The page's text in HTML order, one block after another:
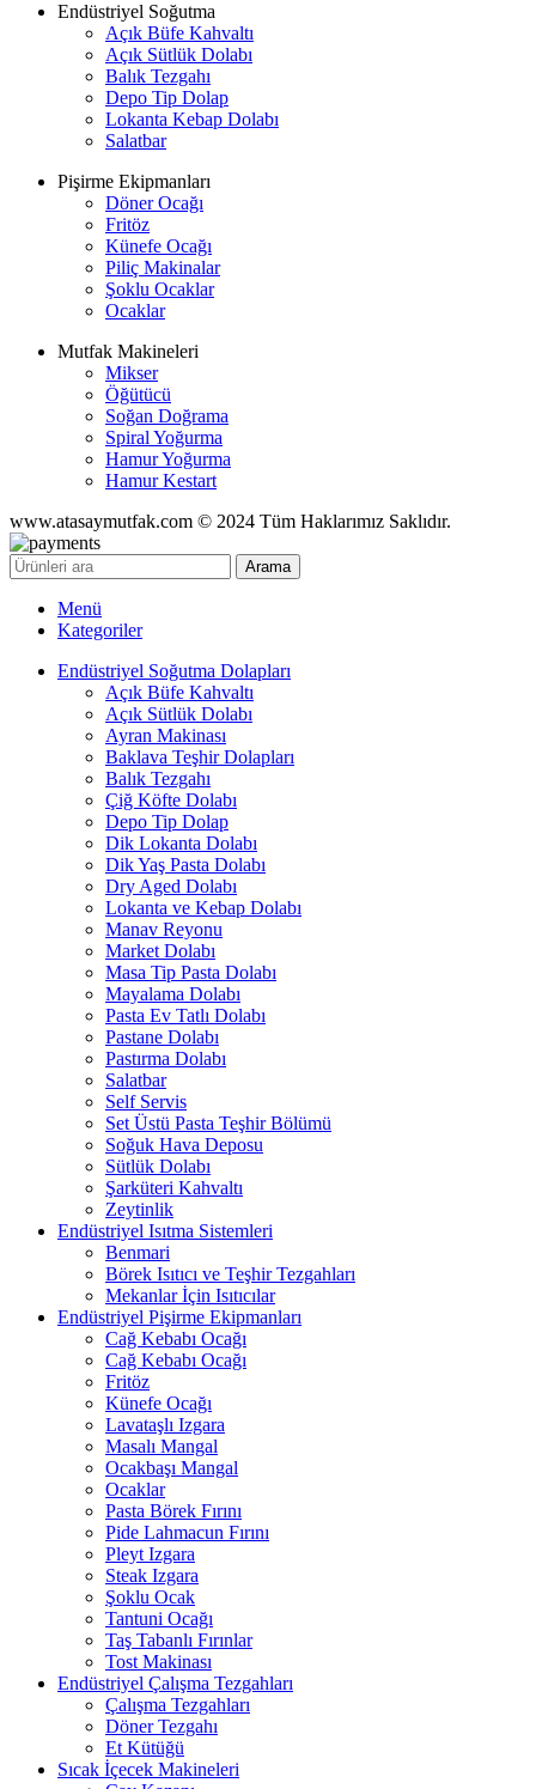
Endüstriyel Soğutma
Açık Büfe Kahvaltı
Açık Sütlük Dolabı
Balık Tezgahı
Depo Tip Dolap
Lokanta Kebap Dolabı
Salatbar
Pişirme Ekipmanları
Döner Ocağı
Fritöz
Künefe Ocağı
Piliç Makinalar
Şoklu Ocaklar
Ocaklar
Mutfak Makineleri
Mikser
Öğütücü
Soğan Doğrama
Spiral Yoğurma
Hamur Yoğurma
Hamur Kestart
www.atasaymutfak.com © 2024 Tüm Haklarımız Saklıdır.
Arama
Menü
Kategoriler
Endüstriyel Soğutma Dolapları
Açık Büfe Kahvaltı
Açık Sütlük Dolabı
Ayran Makinası
Baklava Teşhir Dolapları
Balık Tezgahı
Çiğ Köfte Dolabı
Depo Tip Dolap
Dik Lokanta Dolabı
Dik Yaş Pasta Dolabı
Dry Aged Dolabı
Lokanta ve Kebap Dolabı
Manav Reyonu
Market Dolabı
Masa Tip Pasta Dolabı
Mayalama Dolabı
Pasta Ev Tatlı Dolabı
Pastane Dolabı
Pastırma Dolabı
Salatbar
Self Servis
Set Üstü Pasta Teşhir Bölümü
Soğuk Hava Deposu
Sütlük Dolabı
Şarküteri Kahvaltı
Zeytinlik
Endüstriyel Isıtma Sistemleri
Benmari
Börek Isıtıcı ve Teşhir Tezgahları
Mekanlar İçin Isıtıcılar
Endüstriyel Pişirme Ekipmanları
Cağ Kebabı Ocağı
Cağ Kebabı Ocağı
Fritöz
Künefe Ocağı
Lavataşlı Izgara
Masalı Mangal
Ocakbaşı Mangal
Ocaklar
Pasta Börek Fırını
Pide Lahmacun Fırını
Pleyt Izgara
Steak Izgara
Şoklu Ocak
Tantuni Ocağı
Taş Tabanlı Fırınlar
Tost Makinası
Endüstriyel Çalışma Tezgahları
Çalışma Tezgahları
Döner Tezgahı
Et Kütüğü
Sıcak İçecek Makineleri